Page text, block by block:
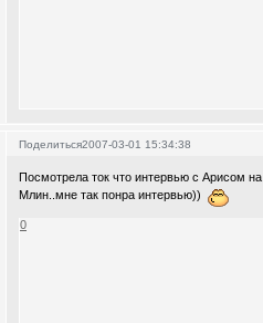
Поделиться2007-03-01 15:34:38
Посмотрела ток что интервью с Арисом
Млин..мне так понра интервью))
0